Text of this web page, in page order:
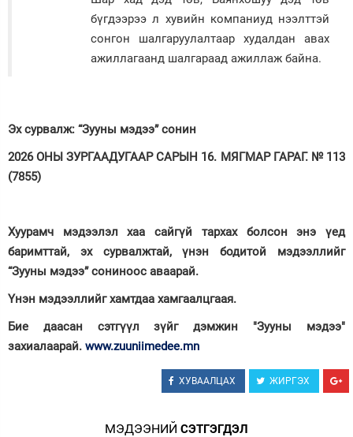
бүгдээрээ л хувийн компаниуд нээлттэй
сонгон шалгаруулалтаар худалдан авах
ажиллагаанд шалгараад ажиллаж байна.
Эх сурвалж: “Зууны мэдээ” сонин
2026 ОНЫ ЗУРГААДУГААР САРЫН 16. МЯГМАР ГАРАГ. № 113
(7855)
Хуурамч мэдээлэл хаа сайгүй тархах болсон энэ үед
баримттай, эх сурвалжтай, үнэн бодитой мэдээллийг
“Зууны мэдээ” сониноос аваарай.
Үнэн мэдээллийг хамтдаа хамгаалцгаая.
Бие даасан сэтгүүл зүйг дэмжин "Зууны мэдээ"
захиалаарай. www.zuuniimedee.mn
ХУВААЛЦАХ ЖИРГЭХ
МЭДЭЭНИЙ СЭТГЭГДЭЛ